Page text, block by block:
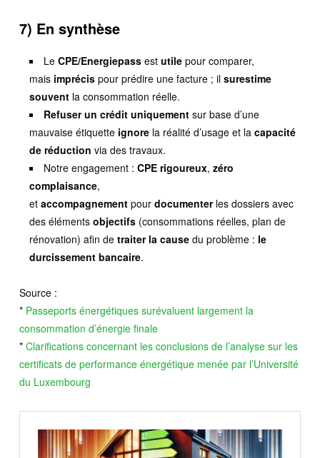
7) En synthèse
Le CPE/Energiepassest utilepour comparer,
mais imprécispour prédire une facture ; il surestime
souventla consommation réelle.
Refuser un crédit uniquementsur base d’une
mauvaise étiquette ignorela réalité d’usage et la capacité
de réduction via des travaux.
Notre engagement : CPE rigoureux, zéro
complaisance,
et accompagnementpour documenterles dossiers avec
des éléments objectifs(consommations réelles, plan de
rénovation) afin de traiter la causedu problème : le
durcissement bancaire.
Source :
* Passeports énergétiques surévaluent largement la
consommation d’énergie finale
* Clarifications concernant les conclusions de l’analyse sur les
certificats de performance énergétique menée par l’Université
du Luxembourg